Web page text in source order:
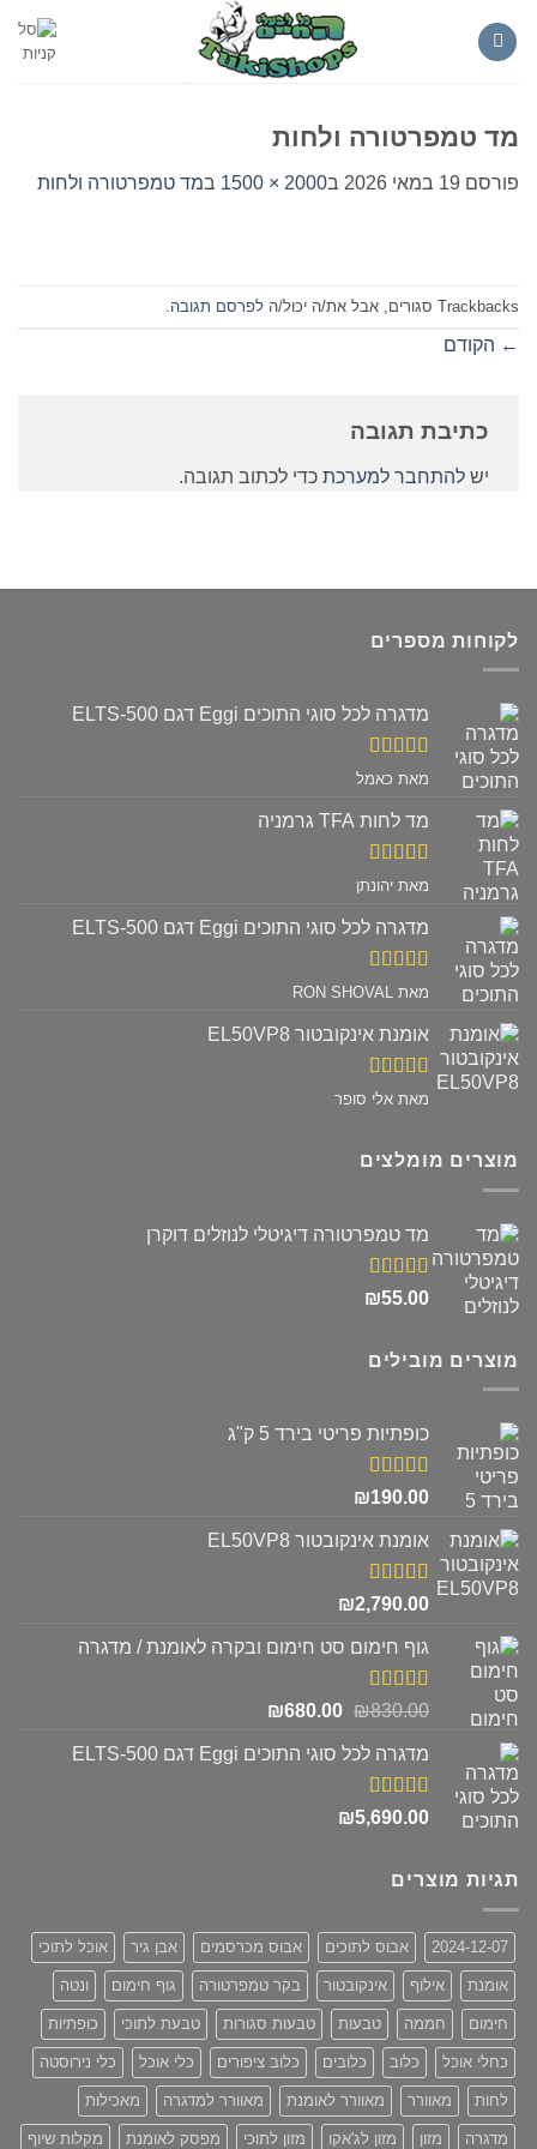
מד טמפרטורה ולחות
פורסם 19 במאי 2026 ב2000 × 1500 במד טמפרטורה ולחות
Trackbacks סגורים, אבל את/ה יכול/ה לפרסם תגובה
← הקודם
כתיבת תגובה
יש להתחבר למערכת כדי לכתוב תגובה.
לקוחות מספרים
מדגרה לכל סוגי התוכים Eggi דגם ELTS-500
דורג 5מתוך
מאת כאמל
מד לחות TFA גרמניה
דורג 5מתוך
מאת יהונתן
מדגרה לכל סוגי התוכים Eggi דגם ELTS-500
דורג 5מתוך
מאת RON SHOVAL
אומנת אינקובטור EL50VP8
דורג 5מתוך
מאת אלי סופר
מוצרים מומלצים
מד טמפרטורה דיגיטלי לנוזלים דוקרן
דורג5.00
₪55.00
מוצרים מובילים
כופתיות פריטי בירד 5 ק"ג
דורג5.00
₪190.00
אומנת אינקובטור EL50VP8
דורג5.00
₪2,790.00
גוף חימום סט חימום ובקרה לאומנת / מדגרה
דורג5.00
₪830.00
המחיר
היה:
₪680.00
המחיר
הוא:
מדגרה לכל סוגי התוכים Eggi דגם ELTS-500
דורג5.00
₪5,690.00
תגיות מוצרים
2024-12-07 אבוס לתוכים אבוס מכרסמים אבן גיר אוכל לתוכי
אומנת אילוף אינקובטור בקר טמפרטורה גוף חימום ונטה
חימום חממה טבעות טבעות סגורות טבעת לתוכי כופתיות
כחלי אוכל כלוב כלובים כלוב ציפורים כלי אוכל כלי נירוסטה
לחות מאוורר מאוורר לאומנת מאוורר למדגרה מאכילות
מדגרה מזון מזון לג'אקו מזון לתוכי מפסק לאומנת מקלות שיוף